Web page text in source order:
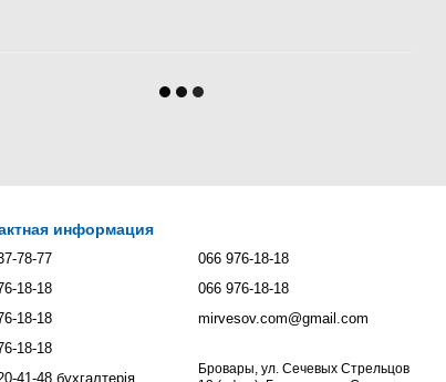
информация
78-77
18-18
18-18
18-18
41-48 бухгалтерія
066 976-18-18
066 976-18-18
mirvesov.com@gmail.com
Бровары, ул. Сечевых Стрельцов